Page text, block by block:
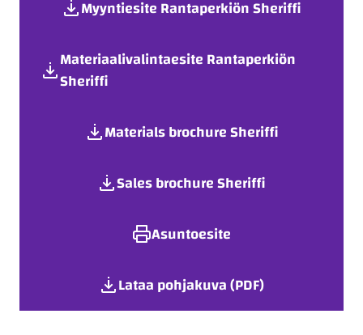
Myyntiesite Rantaperkiön Sheriffi
Materiaalivalintaesite Rantaperkiön
Sheriffi
Materials brochure Sheriffi
Sales brochure Sheriffi
Asuntoesite
Lataa pohjakuva (PDF)